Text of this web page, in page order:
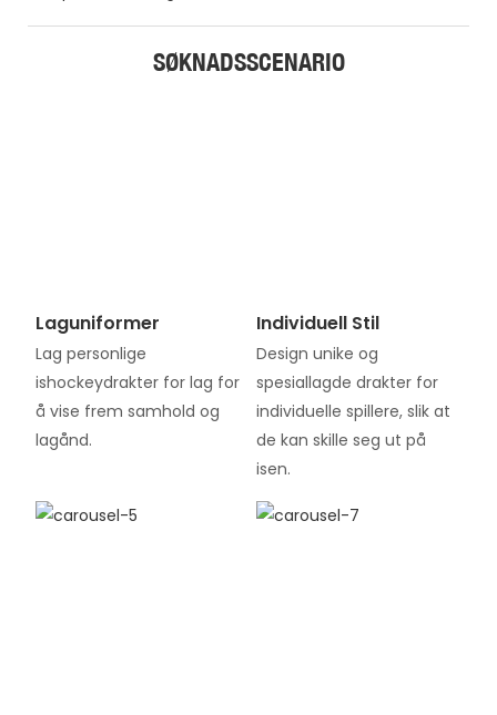
SØKNADSSCENARIO
Laguniformer
Lag personlige
ishockeydrakter for lag for
å vise frem samhold og
lagånd.
Individuell Stil
Design unike og
spesiallagde drakter for
individuelle spillere, slik at
de kan skille seg ut på
isen.